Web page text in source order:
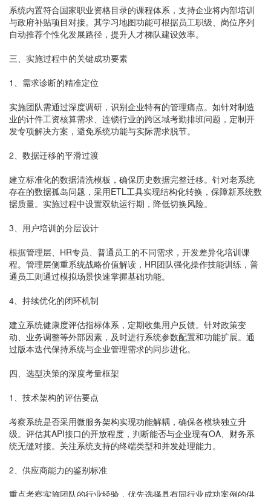
系统内置符合国家职业资格目录的课程体系，支持企业将内部培训
与政府补贴项目对接。其学习地图功能可根据员工职级、岗位序列
自动推荐个性化发展路径，提升人才梯队建设效率。
三、实施过程中的关键成功要素
1、需求诊断的精准定位
实施团队需通过深度调研，识别企业特有的管理痛点。如针对制造
业的计件工资核算需求、连锁行业的跨区域考勤排班问题，定制开
发专项解决方案，避免系统功能与实际需求脱节。
2、数据迁移的平滑过渡
建立标准化的数据清洗模板，确保历史数据完整迁移。针对老系统
存在的数据孤岛问题，采用ETL工具实现结构化转换，保障新系统数
据质量。实施过程中设置双轨运行期，降低切换风险。
3、用户培训的分层设计
根据管理层、HR专员、普通员工的不同需求，开发差异化培训课
程。管理层侧重系统战略价值解读，HR团队强化操作技能训练，普
通员工则通过模拟场景快速掌握基础功能。
4、持续优化的闭环机制
建立系统健康度评估指标体系，定期收集用户反馈。针对政策变
动、业务调整等外部因素，及时进行系统参数配置和功能扩展。通
过版本迭代保持系统与企业管理需求的同步进化。
四、选型决策的深度考量框架
1、技术架构的评估要点
考察系统是否采用微服务架构实现功能解耦，确保各模块独立升
级。评估其API接口的开放程度，判断能否与企业现有OA、财务系
统无缝对接。关注系统支持的终端类型和并发处理能力。
2、供应商能力的鉴别标准
重点考察实施团队的行业经验，优先选择具有同行业成功案例的供